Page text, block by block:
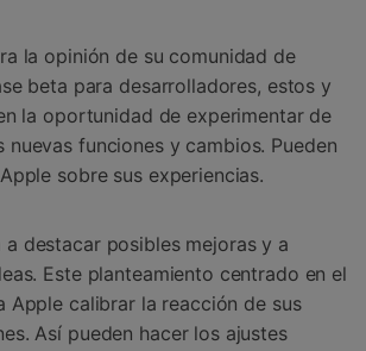
la opinión de su comunidad de
beta para desarrolladores, estos y
la oportunidad de experimentar de
nuevas funciones y cambios. Pueden
sobre sus experiencias.
a destacar posibles mejoras y a
Este planteamiento centrado en el
Apple calibrar la reacción de sus
Así pueden hacer los ajustes